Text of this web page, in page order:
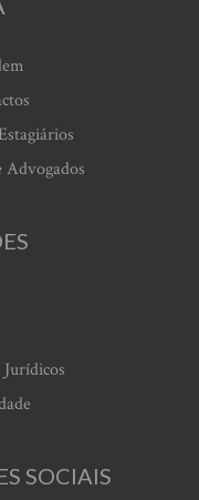
Advogados
SOCIAIS